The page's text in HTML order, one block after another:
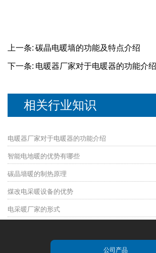
上一条: 碳晶电暖墙的功能及特点介绍
下一条: 电暖器厂家对于电暖器的功能介绍
相关行业知识
电暖器厂家对于电暖器的功能介绍
智能电地暖的优势有哪些
碳晶墙暖的制热原理
煤改电采暖设备的优势
电采暖厂家的形式
公司产品